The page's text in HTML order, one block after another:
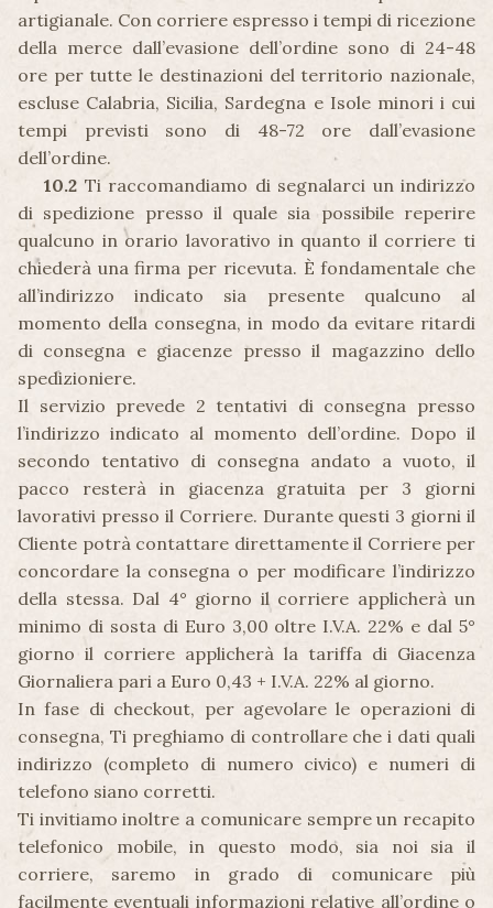
artigianale. Con corriere espresso i tempi di ricezione
della merce dall’evasione dell’ordine sono di 24-48
ore per tutte le destinazioni del territorio nazionale,
escluse Calabria, Sicilia, Sardegna e Isole minori i cui
tempi previsti sono di 48-72 ore dall’evasione
dell’ordine.
10.2 Ti raccomandiamo di segnalarci un indirizzo
di spedizione presso il quale sia possibile reperire
qualcuno in orario lavorativo in quanto il corriere ti
chiederà una firma per ricevuta. È fondamentale che
all’indirizzo indicato sia presente qualcuno al
momento della consegna, in modo da evitare ritardi
di consegna e giacenze presso il magazzino dello
spedizioniere.
Il servizio prevede 2 tentativi di consegna presso
l’indirizzo indicato al momento dell’ordine. Dopo il
secondo tentativo di consegna andato a vuoto, il
pacco resterà in giacenza gratuita per 3 giorni
lavorativi presso il Corriere. Durante questi 3 giorni il
Cliente potrà contattare direttamente il Corriere per
concordare la consegna o per modificare l’indirizzo
della stessa. Dal 4° giorno il corriere applicherà un
minimo di sosta di Euro 3,00 oltre I.V.A. 22% e dal 5°
giorno il corriere applicherà la tariffa di Giacenza
Giornaliera pari a Euro 0,43 + I.V.A. 22% al giorno.
In fase di checkout, per agevolare le operazioni di
consegna, Ti preghiamo di controllare che i dati quali
indirizzo (completo di numero civico) e numeri di
telefono siano corretti.
Ti invitiamo inoltre a comunicare sempre un recapito
telefonico mobile, in questo modo, sia noi sia il
corriere, saremo in grado di comunicare più
facilmente eventuali informazioni relative all’ordine o